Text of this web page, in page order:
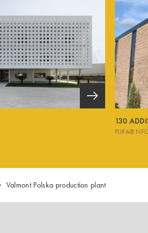
130
PURA® NFC
Valmont Polska production plant